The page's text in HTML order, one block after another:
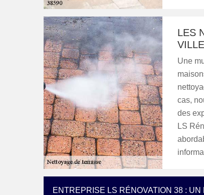
LES
Une
cas,
des
LS
ENTREPRISE LS RÉNOVATION 38 :